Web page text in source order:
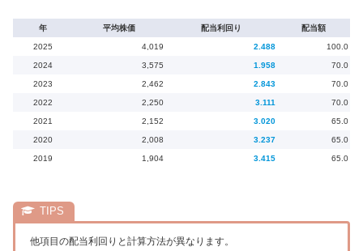
年 平均株価 配当利回り 配当額
2025 4,019 2.488 100.0
2024 3,575 1.958 70.0
2023 2,462 2.843 70.0
2022 2,250 3.111 70.0
2021 2,152 3.020 65.0
2020 2,008 3.237 65.0
2019 1,904 3.415 65.0
他項目の配当利回りと計算方法が異なります。